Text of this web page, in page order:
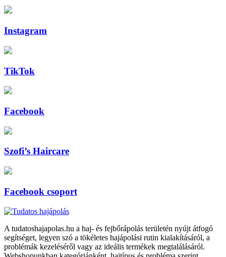
Instagram
TikTok
Facebook
Szofi’s Haircare
Facebook csoport
A tudatoshajapolas.hu a haj- és fejbőrápolás területén nyújt átfogó
segítséget, legyen szó a tökéletes hajápolási rutin kialakításáról, a
problémák kezeléséről vagy az ideális termékek megtalálásáról.